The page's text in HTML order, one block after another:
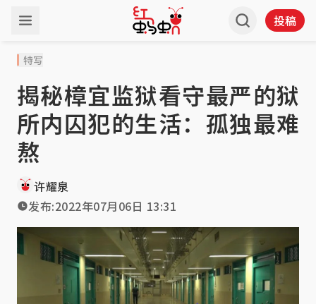
投稿
特写
揭秘樟宜监狱看守最严的狱
所内囚犯的生活：孤独最难
熬
许耀泉
发布:2022年07月06日 13:31